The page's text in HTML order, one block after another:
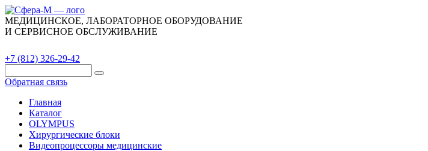
МЕДИЦИНСКОЕ, ЛАБОРАТОРНОЕ ОБОРУДОВАНИЕ
И СЕРВИСНОЕ ОБСЛУЖИВАНИЕ
+7 (812) 326-29-42
Обратная связь
Главная
Каталог
OLYMPUS
Хирургические блоки
Видеопроцессоры медицинские